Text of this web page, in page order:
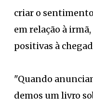
criar o
em relação à
positivas à
"Quando
demos um livro